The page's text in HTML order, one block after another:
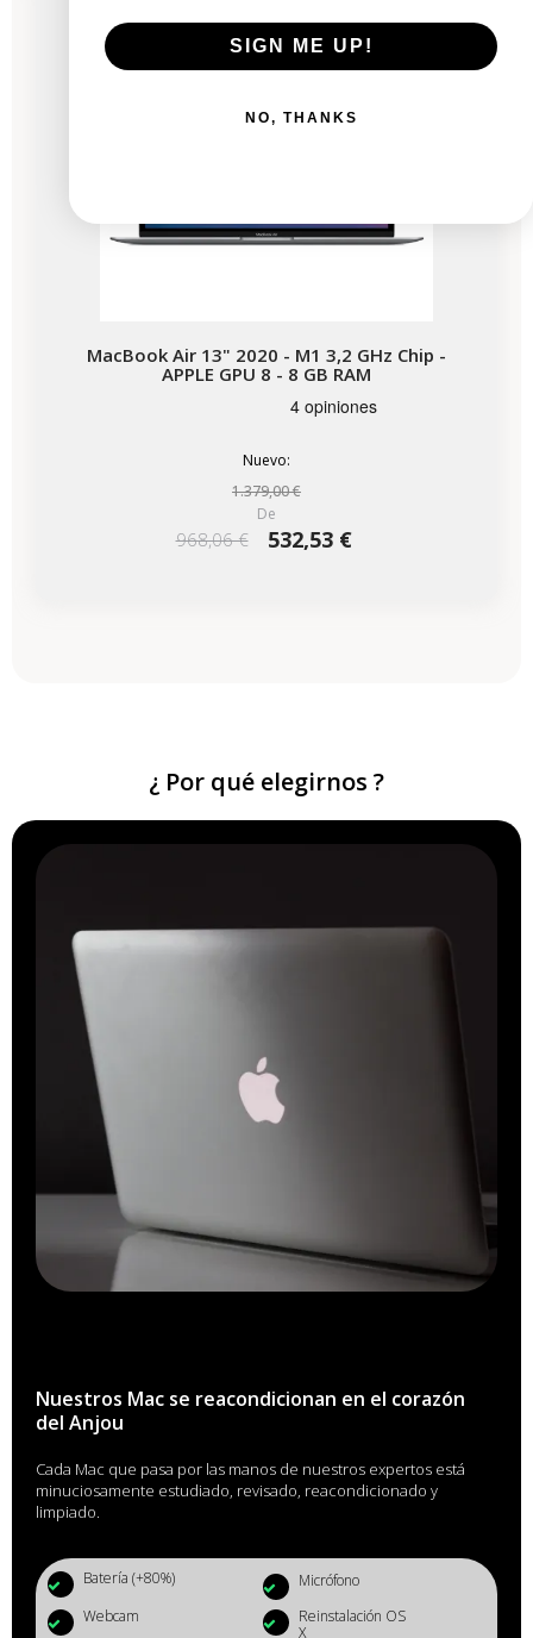
MacBook Air 13" 2020 - M1 3,2 GHz Chip -
APPLE GPU 8 - 8 GB RAM
Nuevo:
1.379,00 €
De
968,06 € 532,53 €
¿ Por qué elegirnos ?
Nuestros Mac se reacondicionan en el corazón
del Anjou
Cada Mac que pasa por las manos de nuestros expertos está
minuciosamente estudiado, revisado, reacondicionado y
limpiado.
Batería (+80%)
Micrófono
Webcam
Reinstalación OS
X
SIGN ME UP!
NO, THANKS